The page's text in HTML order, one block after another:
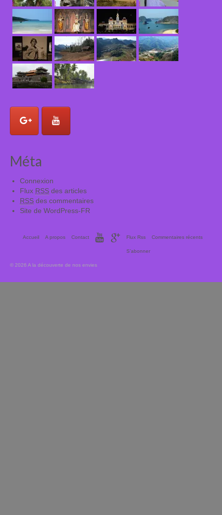
Méta
Connexion
Flux RSS des articles
RSS des commentaires
Site de WordPress-FR
Accueil A propos Contact Flux Rss Commentaires récents
S’abonner
© 2026 A la découverte de nos envies